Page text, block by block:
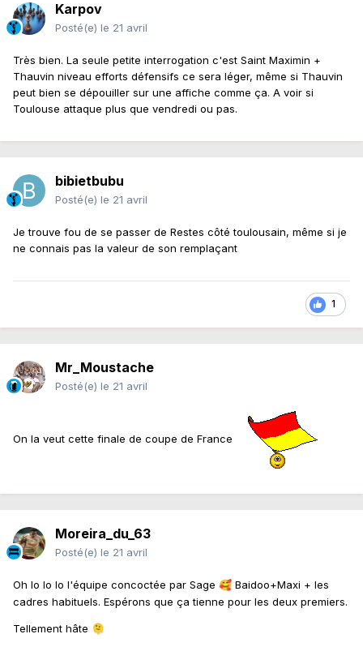
Karpov
Posté(e) le 21 avril
Très bien. La seule petite interrogation c'est Saint Maximin +
Thauvin niveau efforts défensifs ce sera léger, même si Thauvin
peut bien se dépouiller sur une affiche comme ça. A voir si
Toulouse attaque plus que vendredi ou pas.
bibietbubu
Posté(e) le 21 avril
Je trouve fou de se passer de Restes côté toulousain, même si je
ne connais pas la valeur de son remplaçant
1
Mr_Moustache
Posté(e) le 21 avril
On la veut cette finale de coupe de France
Moreira_du_63
Posté(e) le 21 avril
Oh lo lo lo l'équipe concoctée par Sage 🥰 Baidoo+Maxi + les
cadres habituels. Espérons que ça tienne pour les deux premiers.
Tellement hâte 🫠